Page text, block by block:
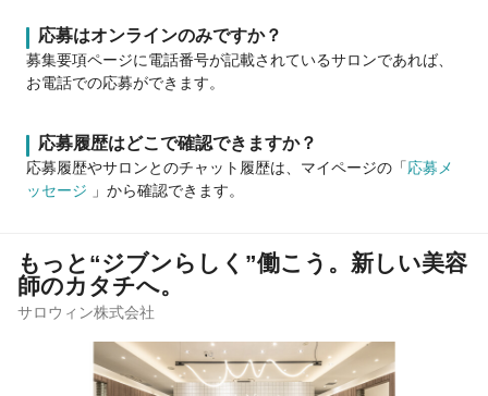
応募はオンラインのみですか？
募集要項ページに電話番号が記載されているサロンであれば、
お電話での応募ができます。
応募履歴はどこで確認できますか？
応募履歴やサロンとのチャット履歴は、マイページの「応募メ
ッセージ
」から確認できます。
もっと“ジブンらしく”働こう。新しい美容
師のカタチへ。
サロウィン株式会社